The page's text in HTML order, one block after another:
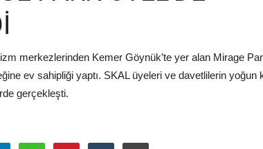
merkezlerinden Kemer Göynük’te yer alan Mirage
ev sahipliği yaptı. SKAL üyeleri ve davetlilerin yoğun
gerçekleşti.